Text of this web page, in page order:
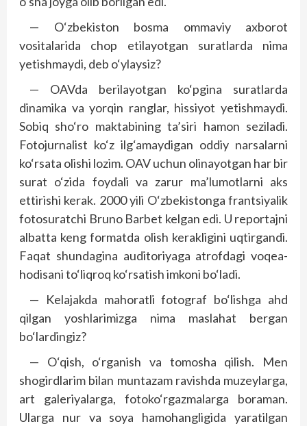
— O‘zbekiston bosma ommaviy axborot
vositalarida chop etilayotgan suratlarda nima
yetishmaydi, deb o‘ylaysiz?
— OAVda berilayotgan ko‘pgina suratlarda
dinamika va yorqin ranglar, hissiyot yetishmaydi.
Sobiq sho‘ro maktabining ta’siri hamon seziladi.
Fotojurnalist ko‘z ilg‘amaydigan oddiy narsalarni
ko‘rsata olishi lozim. OAV uchun olinayotgan har bir
surat o‘zida foydali va zarur ma’lumotlarni aks
ettirishi kerak. 2000 yili O‘zbekistonga frantsiyalik
fotosuratchi Bruno Barbet kelgan edi. U reportajni
albatta keng formatda olish kerakligini uqtirgandi.
Faqat shundagina auditoriyaga atrofdagi voqea-
hodisani to‘liqroq ko‘rsatish imkoni bo‘ladi.
— Kelajakda mahoratli fotograf bo‘lishga ahd
qilgan yoshlarimizga nima maslahat bergan
bo‘lardingiz?
— O‘qish, o‘rganish va tomosha qilish. Men
shogirdlarim bilan muntazam ravishda muzeylarga,
art galeriyalarga, fotoko‘rgazmalarga boraman.
Ularga nur va soya hamohangligida yaratilgan